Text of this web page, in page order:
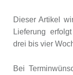
Dieser Artikel
Lieferung
drei bis vier
Bei